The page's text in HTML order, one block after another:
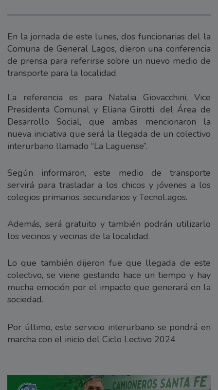
En la jornada de este lunes, dos funcionarias del la
Comuna de General Lagos, dieron una conferencia
de prensa para referirse sobre un nuevo medio de
transporte para la localidad.
La referencia es para Natalia Giovacchini, Vice
Presidenta Comunal y Eliana Girotti, del Área de
Desarrollo Social, que ambas mencionaron la
nueva iniciativa que será la llegada de un colectivo
interurbano llamado “La Laguense”.
Según informaron, este medio de transporte
servirá para trasladar a los chicos y jóvenes a los
colegios primarios, secundarios y TecnoLagos.
Además, será gratuito y también podrán utilizarlo
los vecinos y vecinas de la localidad.
Lo que también dijeron fue que llegada de este
colectivo, se viene gestando hace un tiempo y hay
mucha emoción por el impacto que generará en la
sociedad.
Por último, este servicio interurbano se pondrá en
marcha con el inicio del Ciclo Lectivo 2024